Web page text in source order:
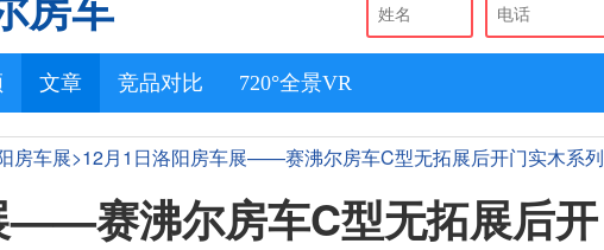
文章 竞品对比 720°全景VR
房车展>12月1日洛阳房车展——赛沸尔房车C型无拓展后开门实木系列
——赛沸尔房车C型无拓展后开